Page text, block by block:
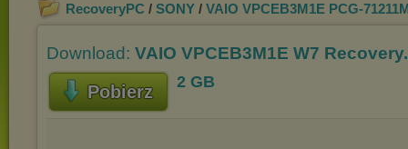
RecoveryPC / SONY / VAIO VPCEB3M1E PCG-
Download: VAIO VPCEB3M1E W7
Pobierz 2 GB